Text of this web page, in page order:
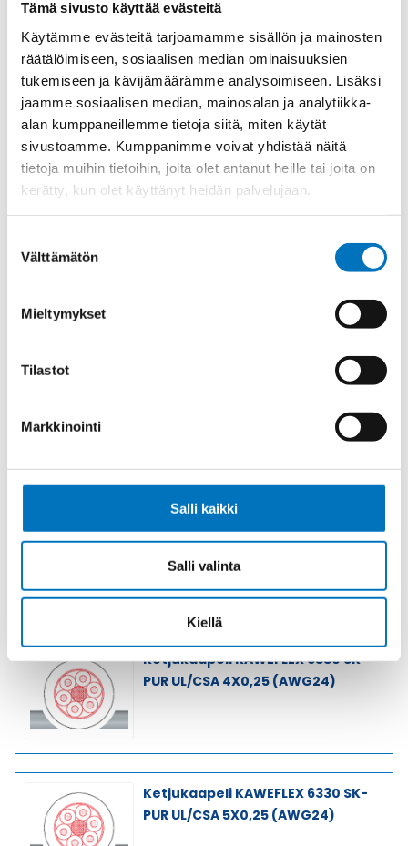
Tämä sivusto käyttää evästeitä
Käytämme evästeitä tarjoamamme sisällön ja mainosten
räätälöimiseen, sosiaalisen median ominaisuuksien
tukemiseen ja kävijämäärämme analysoimiseen. Lisäksi
jaamme sosiaalisen median, mainosalan ja analytiikka-
alan kumppaneillemme tietoja siitä, miten käytät
sivustoamme. Kumppanimme voivat yhdistää näitä
tietoja muihin tietoihin, joita olet antanut heille tai joita on
kerätty, kun olet käyttänyt heidän palvelujaan.
valinta
Välttämätön
Mieltymykset
Tilastot
Markkinointi
Salli kaikki
Salli valinta
Kiellä
Soita asiakaspalveluumme ark. 8-16
+358 9 2252 260
Tai lähetä sähköpostia
myynti@kaapelicenter.fi
Saman kaapelin eri versiot
Ketjukaapeli KAWEFLEX 6330 SK-
PUR UL/CSA 3X0,25 (AWG24)
Ketjukaapeli KAWEFLEX 6330 SK-
PUR UL/CSA 4X0,25 (AWG24)
Ketjukaapeli KAWEFLEX 6330 SK-
PUR UL/CSA 5X0,25 (AWG24)